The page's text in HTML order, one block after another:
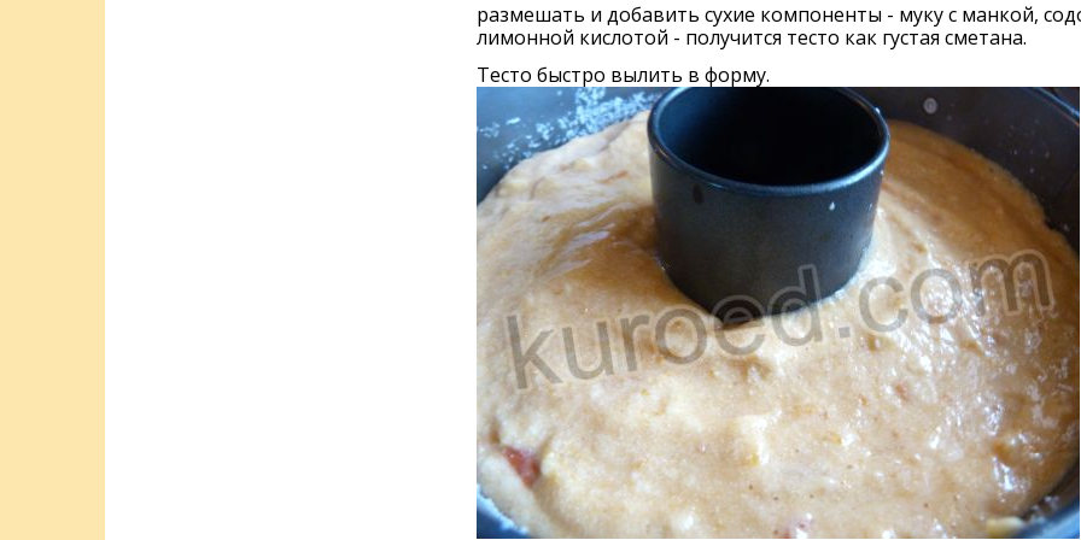
размешать и добавить сухие компоненты - муку с манкой,
лимонной кислотой - получится тесто как густая сметана.
Тесто быстро вылить в форму.